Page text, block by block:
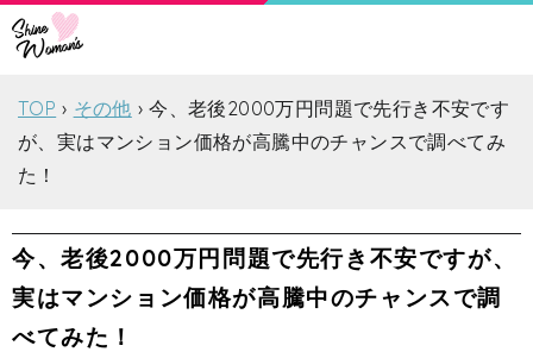
TOP その他
今、老後2000万円問題で先行き不安です
が、実はマンション価格が高騰中のチャンスで調べてみ
た！
今、老後2000万円問題で先行き不安ですが、
実はマンション価格が高騰中のチャンスで調
べてみた！